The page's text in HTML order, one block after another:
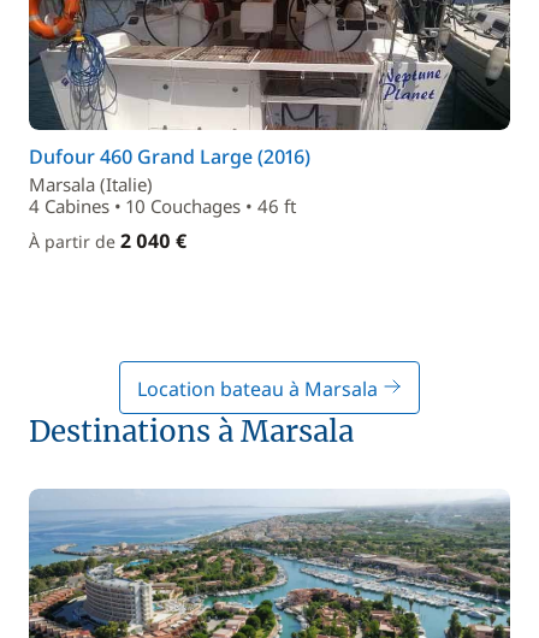
Dufour 460 Grand Large (2016)
Marsala (Italie)
4 Cabines • 10 Couchages • 46 ft
À partir de 2 040 €
Location bateau à Marsala
Destinations à Marsala